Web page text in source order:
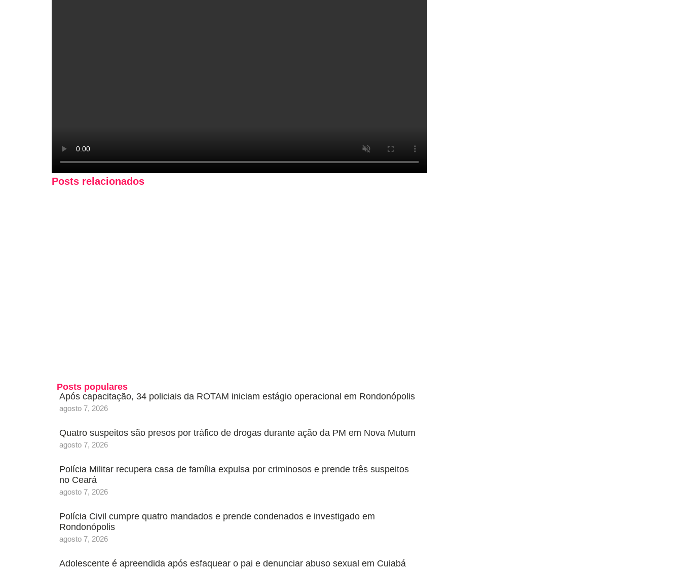
Posts relacionados
Posts populares
Após capacitação, 34 policiais da ROTAM iniciam estágio operacional em Rondonópolis
agosto 7, 2026
Quatro suspeitos são presos por tráfico de drogas durante ação da PM em Nova Mutum
agosto 7, 2026
Polícia Militar recupera casa de família expulsa por criminosos e prende três suspeitos
no Ceará
agosto 7, 2026
Polícia Civil cumpre quatro mandados e prende condenados e investigado em
Rondonópolis
agosto 7, 2026
Adolescente é apreendida após esfaquear o pai e denunciar abuso sexual em Cuiabá